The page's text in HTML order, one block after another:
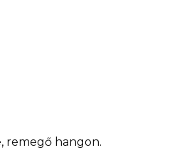
remegő hangon.